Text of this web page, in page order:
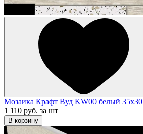
Мозаика Крафт Вуд KW00 белый 35x30
1 110 руб. за шт
В корзину